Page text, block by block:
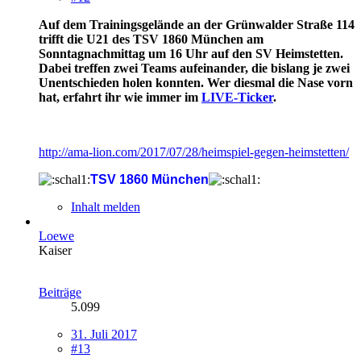
Auf dem Trainingsgelände an der Grünwalder Straße 114
trifft die U21 des TSV 1860 München am
Sonntagnachmittag um 16 Uhr auf den SV Heimstetten.
Dabei treffen zwei Teams aufeinander, die bislang je zwei
Unentschieden holen konnten. Wer diesmal die Nase vorn
hat, erfahrt ihr wie immer im LIVE-Ticker.
http://ama-lion.com/2017/07/28/heimspiel-gegen-heimstetten/
TSV 1860 München
Inhalt melden
Loewe
Kaiser
Beiträge
5.099
31. Juli 2017
#13